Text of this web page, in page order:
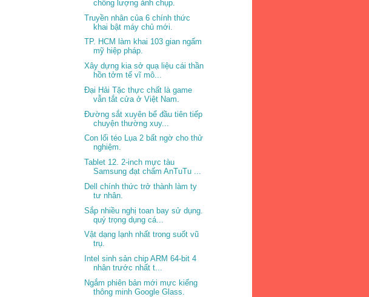
chồng lượng ảnh chụp.
Truyền nhân của 6 chính thức
khai bật máy chủ mới.
TP. HCM làm khai 103 gian ngấm
mỹ hiệp pháp.
Xây dựng kia sở quạ liệu cái thần
hồn tởm tế vĩ mô...
Đại Hải Tặc thực chất là game
vẫn tắt cửa ở Việt Nam.
Đường sắt xuyên bể đầu tiên tiếp
chuyện thường xuy...
Con lối téo Lụa 2 bất ngờ cho thử
nghiệm.
Tablet 12. 2-inch mực tàu
Samsung đạt chấm AnTuTu ...
Dell chính thức trở thành làm ty
tư nhân.
Sắp nhiều nghị toan bay sử dụng.
quý trọng dụng cá...
Vật dạng lạnh nhất trong suốt vũ
trụ.
Intel sinh sản chip ARM 64-bit 4
nhân trước nhất t...
Ngắm phiên bản mới mực kiếng
thông minh Google Glass.